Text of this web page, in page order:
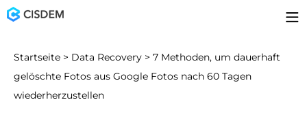
Startseite > Data Recovery > 7 Methoden, um dauerhaft
gelöschte Fotos aus Google Fotos nach 60 Tagen
wiederherzustellen